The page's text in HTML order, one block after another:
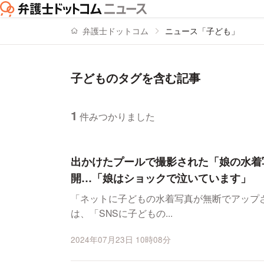
弁護士ドットコム ニュース「子ども」
子どものタグを含む記事
1 件みつかりました
出かけたプールで撮影された「娘の水
開…「娘はショックで泣いています」
「ネットに子どもの水着写真が無断でアップされていまし
は、「SNSに子どもの...
2024年07月23日 10時08分